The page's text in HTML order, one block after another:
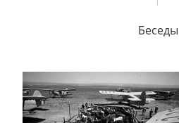
Беседы